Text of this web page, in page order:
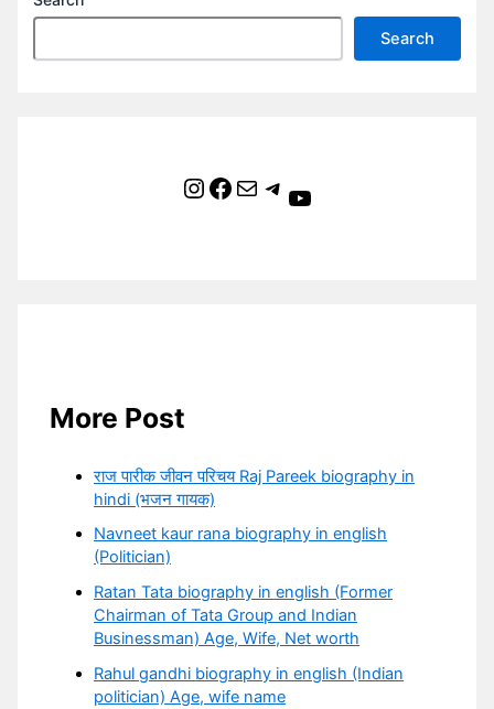
Search
Instagram Facebook Mail Telegram YouTube
More Post
राज पारीक जीवन परिचय Raj Pareek biography in
hindi (भजन गायक)
Navneet kaur rana biography in english
(Politician)
Ratan Tata biography in english (Former
Chairman of Tata Group and Indian
Businessman) Age, Wife, Net worth
Rahul gandhi biography in english (Indian
politician) Age, wife name